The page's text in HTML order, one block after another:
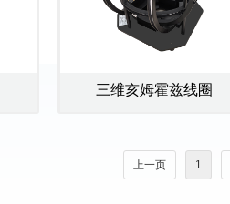
三维亥姆霍兹线圈
上一页 1